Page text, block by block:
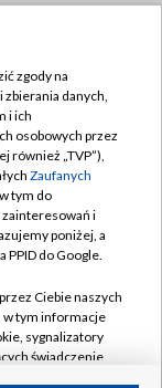
zgody na
danych,
i ich
osobowych przez
również „TVP”),
Zaufanych
tym do
i
poniżej, a
PPID do Google.
Ciebie naszych
w tym informacje
sygnalizatory
świadczenie